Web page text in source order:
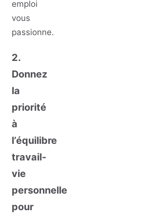
emploi
vous
passionne.
2.
Donnez
la
priorité
à
l’équilibre
travail-
vie
personnelle
pour